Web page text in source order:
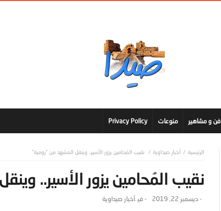
فن و مشاهير منوعات Privacy Policy
أخبار صيداوية نقيب المُحامين يزور الأسير.. وينقل المشهد من “رومية”
نقيب المُحامين يزور الأسير..
- ديسمبر 22, 2019 - ‎في أخبار صيداوية